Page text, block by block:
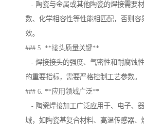
- 陶瓷与金属或其他陶瓷的焊接需要
数、化学相容性等性能相匹配，否则容
效。
### 5. **接头质量关键**
- 焊接接头的强度、气密性和耐腐蚀
的重要指标，需要严格控制工艺参数。
### 6. **应用领域广泛**
- 陶瓷焊接加工广泛应用于、电子、
域，如陶瓷基复合材料、高温传感器、